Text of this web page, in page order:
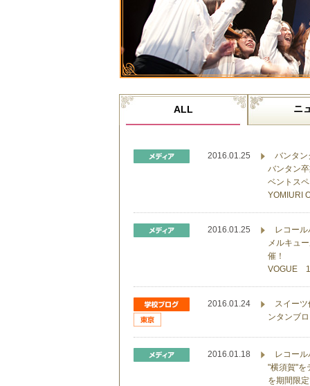
ALL ニ
2016.01.25
バンタン
バンタン
ベントス
YOMIURI
2016.01.25
レコール
メルキュ
催！
VOGUE
2016.01.24
スイー
ンタンブロ
2016.01.18
レコール
"横須賀"を
を期間限定